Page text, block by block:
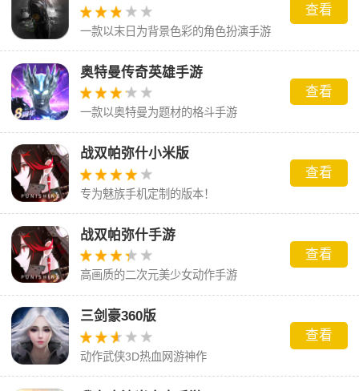
一款以末日为背景色彩的角色扮演手游
查看
奥特曼传奇英雄手游
一款以奥特曼为题材的格斗手游
查看
战双帕弥什小米版
专为魅族手机定制的版本！
查看
战双帕弥什手游
高画质的二次元美少女动作手游
查看
三剑豪360版
动作武侠3D热血网游神作
查看